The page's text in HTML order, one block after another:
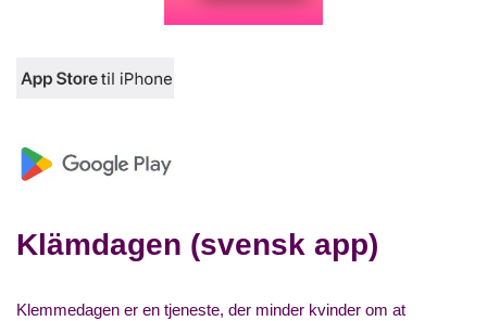
Klämdagen (svensk app)
Klemmedagen er en tjeneste, der minder kvinder om at